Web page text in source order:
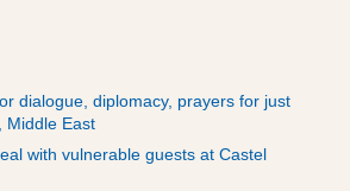
dialogue, diplomacy, prayers for just
Middle East
with vulnerable guests at Castel